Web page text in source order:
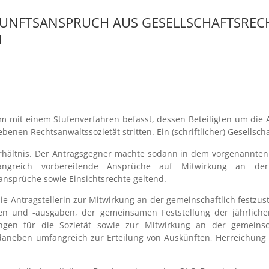
AUS
mit einem Stufenverfahren befasst, dessen Beteiligten um
Rechtsanwaltssozietät stritten. Ein (schriftlicher)
Der Antragsgegner machte sodann in dem
vorbereitende Ansprüche auf Mitwirkung an der
sowie Einsichtsrechte geltend.
Antragstellerin zur Mitwirkung an der gemeinschaftlich
und -ausgaben, der gemeinsamen Feststellung der
für die Sozietät sowie zur Mitwirkung an der
umfangreich zur Erteilung von Auskünften,